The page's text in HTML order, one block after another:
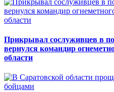
Прикрывал сослуживцев в
вернулся командир
области